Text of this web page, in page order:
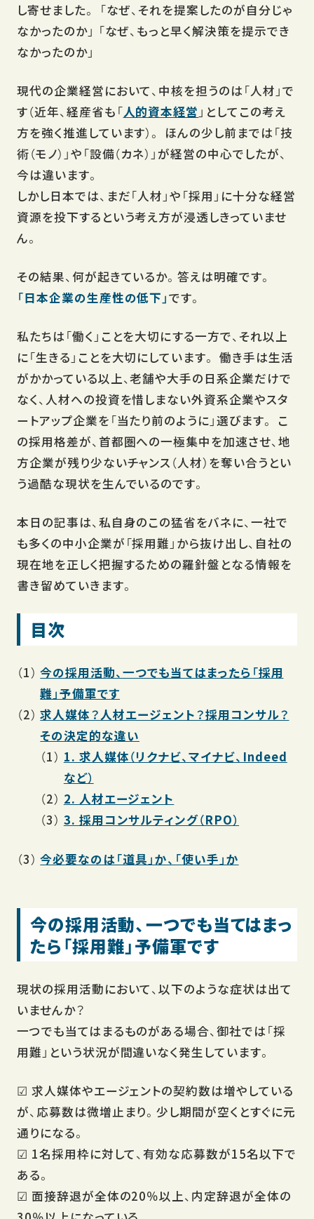
し寄せました。 「なぜ、それを提案したのが自分じゃ
なかったのか」 「なぜ、もっと早く解決策を提示でき
なかったのか」
現代の企業経営において、中核を担うのは「人材」で
す（近年、経産省も「人的資本経営 」としてこの考え
方を強く推進しています）。 ほんの少し前までは「技
術（モノ）」や「設備（カネ）」が経営の中心でしたが、
今は違います。
しかし日本では、まだ「人材」や「採用」に十分な経営
資源を投下するという考え方が浸透しきっていませ
ん。
その結果、何が起きているか。答えは明確です。
「日本企業の生産性の低下」です。
私たちは「働く」ことを大切にする一方で、それ以上
に「生きる」ことを大切にしています。 働き手は生活
がかかっている以上、老舗や大手の日系企業だけで
なく、人材への投資を惜しまない外資系企業やスタ
ートアップ企業を「当たり前のように」選びます。 こ
の採用格差が、首都圏への一極集中を加速させ、地
方企業が残り少ないチャンス（人材）を奪い合うとい
う過酷な現状を生んでいるのです。
本日の記事は、私自身のこの猛省をバネに、一社で
も多くの中小企業が「採用難」から抜け出し、自社の
現在地を正しく把握するための羅針盤となる情報を
書き留めていきます。
目次
今の採用活動、一つでも当てはまったら「採用
難」予備軍です
求人媒体？人材エージェント？採用コンサル？
その決定的な違い
1. 求人媒体（リクナビ、マイナビ、Indeed
など）
2. 人材エージェント
3. 採用コンサルティング（RPO）
今必要なのは「道具」か、「使い手」か
今の採用活動、一つでも当てはまっ
たら「採用難」予備軍です
現状の採用活動において、以下のような症状は出て
いませんか？
一つでも当てはまるものがある場合、御社では「採
用難」という状況が間違いなく発生しています。
☑ 求人媒体やエージェントの契約数は増やしている
が、応募数は微増止まり。少し期間が空くとすぐに元
通りになる。
☑ 1名採用枠に対して、有効な応募数が15名以下で
ある。
☑ 面接辞退が全体の20％以上、内定辞退が全体の